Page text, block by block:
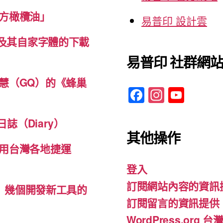
橄欖油」
其自家字體的下載
（GQ）的《蜂巢
（Diary）
台灣各地捷運
個開發新工具的
易普印 設計雲
易普印 社群網站
F
a
c
e
o
o
k
In
st
a
gr
m b
e
其他操作
登入
訂閱網站內容的資訊
訂閱留言的資訊提供
WordPress.org 台